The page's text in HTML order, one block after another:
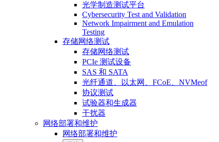
光学制造测试平台
Cybersecurity Test and Validation
Network Impairment and Emulation
Testing
存储网络测试
存储网络测试
PCIe 测试设备
SAS 和 SATA
光纤通道、以太网、FCoE、NVMeof
协议测试
试验器和生成器
干扰器
网络部署和维护
网络部署和维护